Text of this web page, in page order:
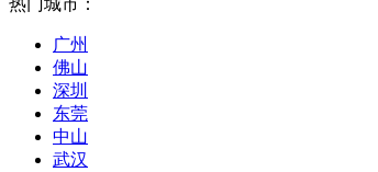
热门城市：
广州
佛山
深圳
东莞
中山
武汉